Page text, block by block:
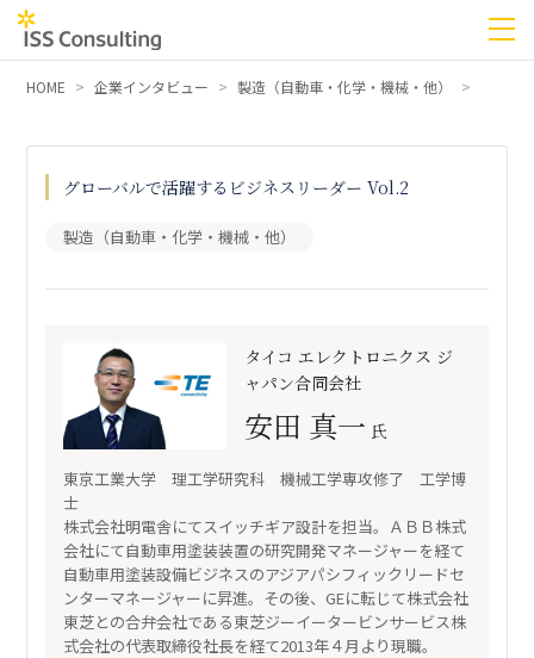
HOME 企業インタビュー 製造（自動車・化学・機械・他）
グローバルで活躍するビジネスリーダー Vol.2
製造（自動車・化学・機械・他）
タイコ エレクトロニクス ジ
ャパン合同会社
安田 真一 氏
東京工業大学 理工学研究科 機械工学専攻修了 工学博
士
株式会社明電舎にてスイッチギア設計を担当。ＡＢＢ株式
会社にて自動車用塗装装置の研究開発マネージャーを経て
自動車用塗装設備ビジネスのアジアパシフィックリードセ
ンターマネージャーに昇進。その後、GEに転じて株式会社
東芝との合弁会社である東芝ジーイータービンサービス株
式会社の代表取締役社長を経て2013年４月より現職。